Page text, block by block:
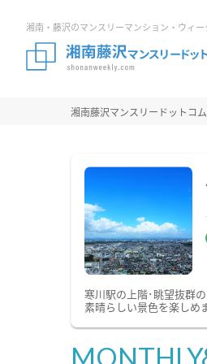
湘南・藤沢のマンスリーマンション・ウィ
湘南藤沢マンスリードットコム
寒川駅の上階･眺望抜群
素晴らしい景色を楽しめ